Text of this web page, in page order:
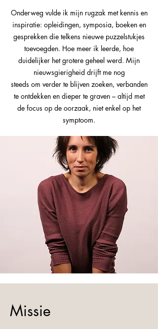
Onderweg vulde ik mijn rugzak met kennis en
inspiratie: opleidingen, symposia, boeken en
gesprekken die telkens nieuwe puzzelstukjes
toevoegden. Hoe meer ik leerde, hoe
duidelijker het grotere geheel werd. Mijn
nieuwsgierigheid drijft me nog
steeds om verder te blijven zoeken, verbanden
te ontdekken en dieper te graven – altijd met
de focus op de oorzaak, niet enkel op het
symptoom.
Missie